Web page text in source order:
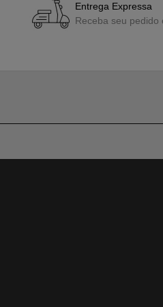
Entrega Expressa
Receba seu pedido